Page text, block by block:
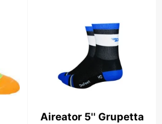
Aireator 5'' Grupetta